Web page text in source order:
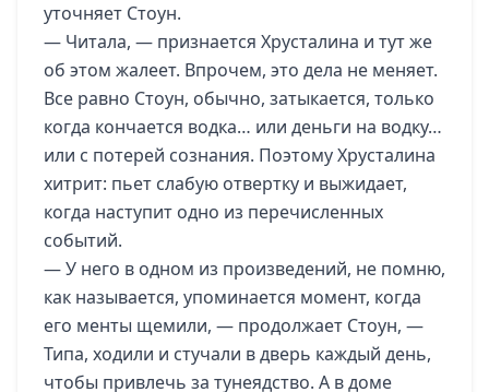
уточняет Стоун.
— Читала, — признается Хрусталина и тут же
об этом жалеет. Впрочем, это дела не меняет.
Все равно Стоун, обычно, затыкается, только
когда кончается водка… или деньги на водку…
или с потерей сознания. Поэтому Хрусталина
хитрит: пьет слабую отвертку и выжидает,
когда наступит одно из перечисленных
событий.
— У него в одном из произведений, не помню,
как называется, упоминается момент, когда
его менты щемили, — продолжает Стоун, —
Типа, ходили и стучали в дверь каждый день,
чтобы привлечь за тунеядство. А в доме